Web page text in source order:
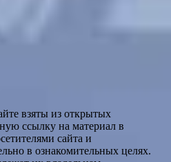
взяты из открытых
ссылку на материал в
сайта и
в ознакомительных целях.